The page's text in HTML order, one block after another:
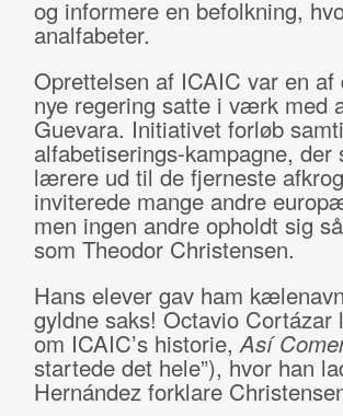
og informere en befolkning,
analfabeter.
Oprettelsen af ICAIC var en
nye regering satte i værk med
Guevara. Initiativet forløb
alfabetiserings-kampagne, der
lærere ud til de fjerneste
inviterede mange andre
men ingen andre opholdt sig
som Theodor Christensen.
Hans elever gav ham
gyldne saks! Octavio Cortázar
om ICAIC’s historie,Así
startede det hele”), hvor han
Hernández forklare